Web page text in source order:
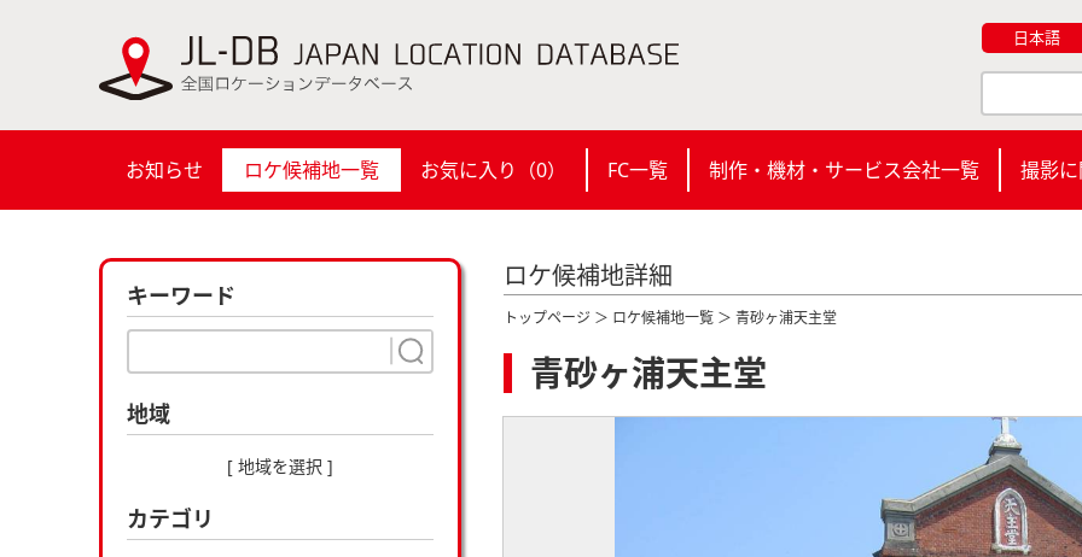
日本語
お知らせ ロケ候補地一覧 お気に入り（0） FC一覧 制作・機材・サービス会社一覧 撮影
キーワード
地域
[ 地域を選択 ]
カテゴリ
ロケ候補地詳細
トップページ ＞ ロケ候補地一覧 ＞ 青砂ヶ浦天主堂
青砂ヶ浦天主堂